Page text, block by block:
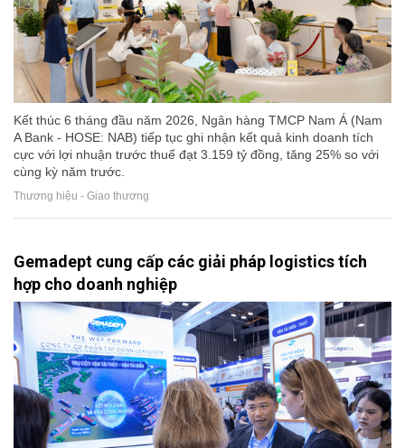
Kết thúc 6 tháng đầu năm 2026, Ngân hàng TMCP Nam Á (Nam
A Bank - HOSE: NAB) tiếp tục ghi nhận kết quả kinh doanh tích
cực với lợi nhuận trước thuế đạt 3.159 tỷ đồng, tăng 25% so với
cùng kỳ năm trước.
Thương hiệu - Giao thương
Gemadept cung cấp các giải pháp logistics tích
hợp cho doanh nghiệp